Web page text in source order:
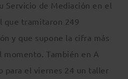
Servicio de Mediación en el
que tramitaron 249
y que supone la cifra más
momento. También en A
para el viernes 24 un taller